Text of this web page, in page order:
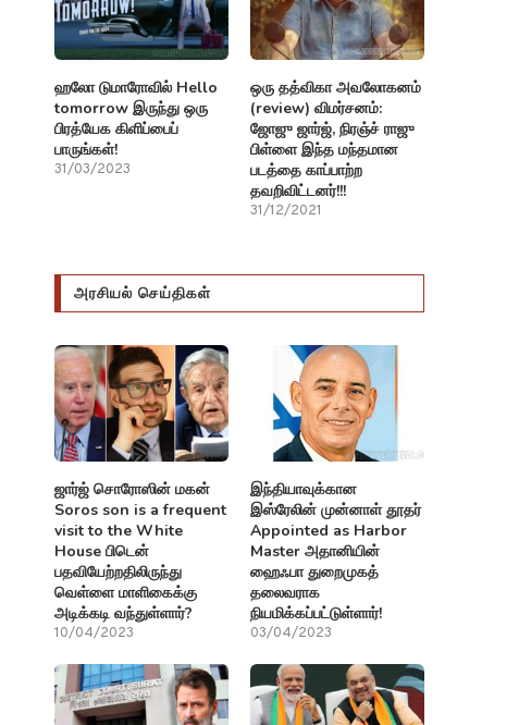
ஹலோ டுமாரோவில் Hello
tomorrow இருந்து ஒரு
பிரத்யேக கிளிப்பைப்
பாருங்கள்!
31/03/2023
ஒரு தத்விகா அவலோகனம்
(review) விமர்சனம்:
ஜோஜு ஜார்ஜ், நிரஞ்ச் ராஜு
பிள்ளை இந்த மந்தமான
படத்தை காப்பாற்ற
தவறிவிட்டனர்!!!
31/12/2021
அரசியல் செய்திகள்
ஜார்ஜ் சொரோஸின் மகன்
Soros son is a frequent
visit to the White
House பிடென்
பதவியேற்றதிலிருந்து
வெள்ளை மாளிகைக்கு
அடிக்கடி வந்துள்ளார்?
10/04/2023
இந்தியாவுக்கான
இஸ்ரேலின் முன்னாள் தூதர்
Appointed as Harbor
Master அதானியின்
ஹைஃபா துறைமுகத்
தலைவராக
நியமிக்கப்பட்டுள்ளார்!
03/04/2023